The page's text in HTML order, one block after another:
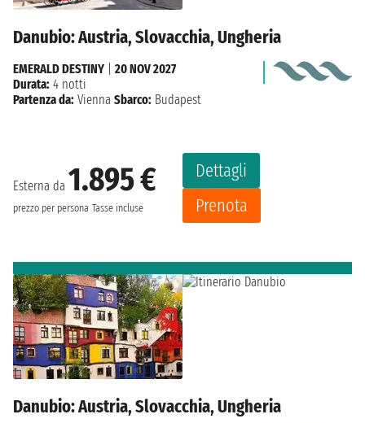
Danubio: Austria, Slovacchia, Ungheria
Esterna da 1.895 €
prezzo per persona Tasse incluse
Dettagli
Prenota
EMERALD DESTINY
20 NOV 2027
Durata: 4 notti
Partenza da: Vienna Sbarco: Budapest
Danubio: Austria, Slovacchia, Ungheria